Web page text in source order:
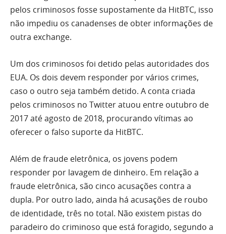
pelos criminosos fosse supostamente da HitBTC, isso
não impediu os canadenses de obter informações de
outra exchange.
Um dos criminosos foi detido pelas autoridades dos
EUA. Os dois devem responder por vários crimes,
caso o outro seja também detido. A conta criada
pelos criminosos no Twitter atuou entre outubro de
2017 até agosto de 2018, procurando vítimas ao
oferecer o falso suporte da HitBTC.
Além de fraude eletrônica, os jovens podem
responder por lavagem de dinheiro. Em relação a
fraude eletrônica, são cinco acusações contra a
dupla. Por outro lado, ainda há acusações de roubo
de identidade, três no total. Não existem pistas do
paradeiro do criminoso que está foragido, segundo a